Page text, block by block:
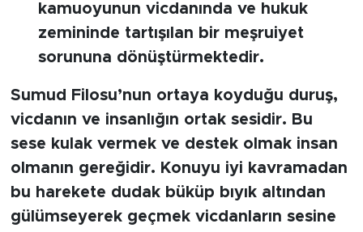
kamuoyunun vicdanında ve hukuk
zemininde tartışılan bir meşruiyet
sorununa dönüştürmektedir.
Sumud Filosu’nun ortaya koyduğu duruş,
vicdanın ve insanlığın ortak sesidir. Bu
sese kulak vermek ve destek olmak insan
olmanın gereğidir. Konuyu iyi kavramadan
bu harekete dudak büküp bıyık altından
gülümseyerek geçmek vicdanların sesine